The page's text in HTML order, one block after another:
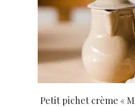
AJOUTER AU
Petit pichet crème «